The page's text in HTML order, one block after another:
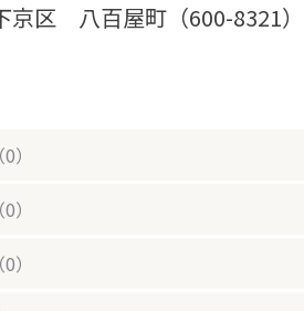
区 八百屋町（600-8321）